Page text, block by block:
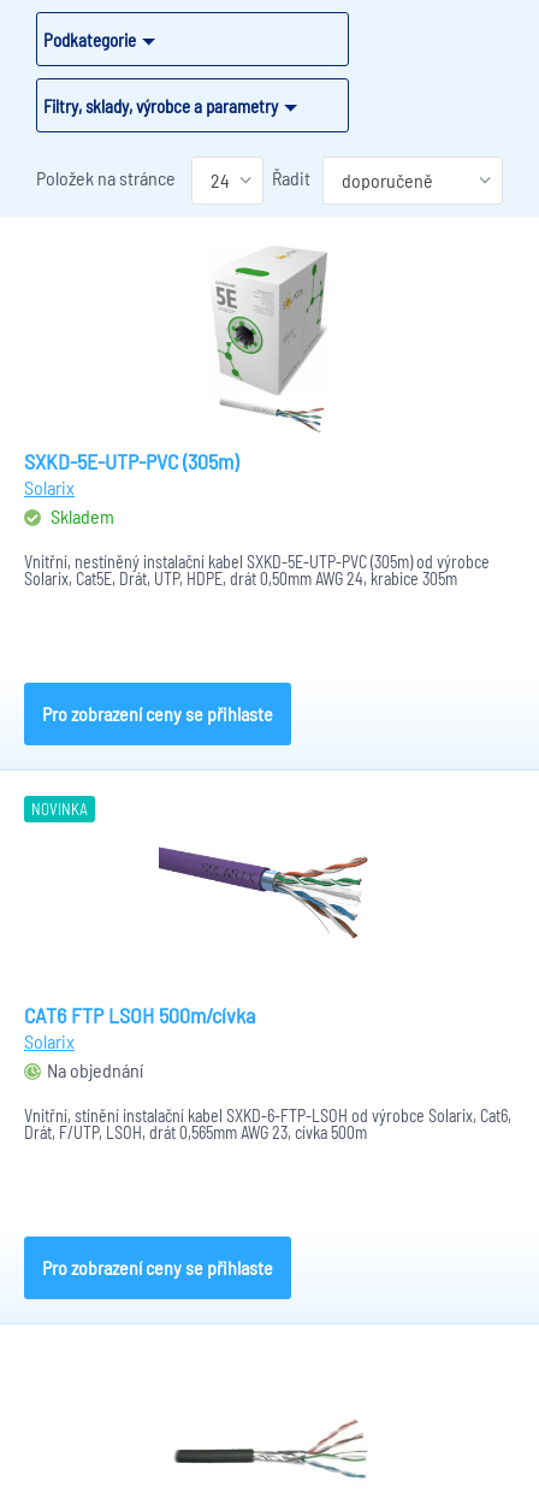
Podkategorie
Filtry, sklady, výrobce a parametry
Položek na stránce Řadit
SXKD-5E-UTP-PVC (305m)
Solarix
Skladem
Vnitřní, nestíněný instalační kabel SXKD-5E-UTP-PVC (305m) od výrobce
Solarix, Cat5E, Drát, UTP, HDPE, drát 0,50mm AWG 24, krabice 305m
Pro zobrazení ceny se přihlaste
NOVINKA
CAT6 FTP LSOH 500m/cívka
Solarix
Na objednání
Vnitřní, stínění instalační kabel SXKD-6-FTP-LSOH od výrobce Solarix, Cat6,
Drát, F/UTP, LSOH, drát 0,565mm AWG 23, cívka 500m
Pro zobrazení ceny se přihlaste